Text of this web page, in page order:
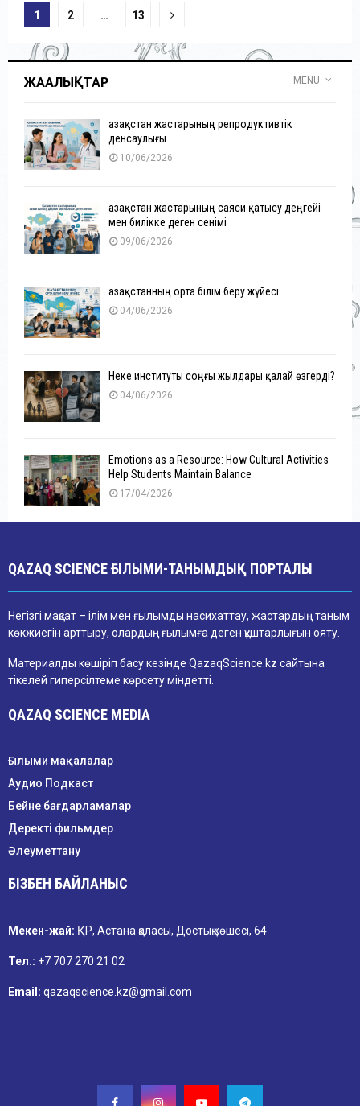
Posts
pagination
1 2 … 13
ЖАҢАЛЫҚТАР MENU
Қазақстан жастарының репродуктивтік
денсаулығы
10/06/2026
Қазақстан жастарының саяси қатысу деңгейі
мен билікке деген сенімі
09/06/2026
Қазақстанның орта білім беру жүйесі
04/06/2026
Неке институты соңғы жылдары қалай өзгерді?
04/06/2026
Emotions as a Resource: How Cultural Activities
Help Students Maintain Balance
17/04/2026
QAZAQ SCIENCE ҒЫЛЫМИ-ТАНЫМДЫҚ ПОРТАЛЫ
Негізгі мақсат – ілім мен ғылымды насихаттау, жастардың таным
көкжиегін арттыру, олардың ғылымға деген құштарлығын ояту.
Материалды көшіріп басу кезінде QazaqScience.kz сайтына
тікелей гиперсілтеме көрсету міндетті.
QAZAQ SCIENCE MEDIA
Ғылыми мақалалар
Аудио Подкаст
Бейне бағдарламалар
Деректі фильмдер
Әлеуметтану
БІЗБЕН БАЙЛАНЫС
Мекен-жай: ҚР, Астана қаласы, Достық көшесі, 64
Тел.: +7 707 270 21 02
Email: qazaqscience.kz@gmail.com